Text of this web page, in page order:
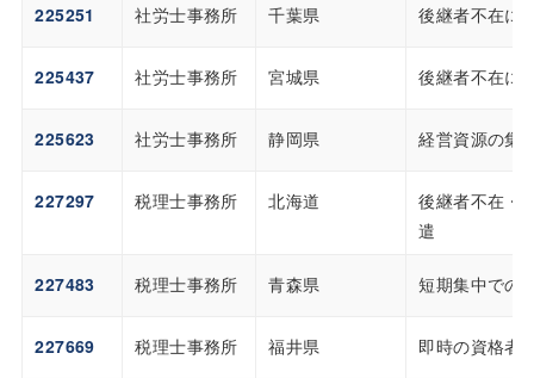
225251 社労士事務所 千葉県 後継者不在に
225437 社労士事務所 宮城県 後継者不在に
225623 社労士事務所 静岡県 経営資源の集
227297 税理士事務所 北海道
後継者不在・
遣
227483 税理士事務所 青森県 短期集中での
227669 税理士事務所 福井県 即時の資格者